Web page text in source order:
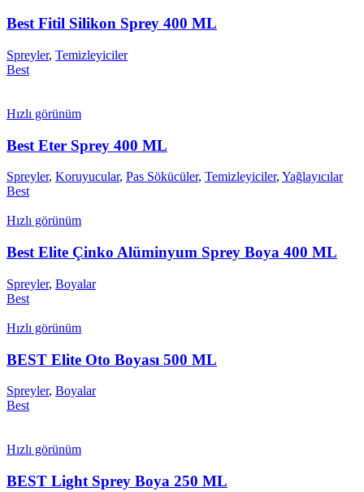
Best Fitil Silikon Sprey 400 ML
Spreyler, Temizleyiciler
Best
Hızlı görünüm
Best Eter Sprey 400 ML
Spreyler, Koruyucular, Pas Sökücüler, Temizleyiciler, Yağlayıcılar
Best
Hızlı görünüm
Best Elite Çinko Alüminyum Sprey Boya 400 ML
Spreyler, Boyalar
Best
Hızlı görünüm
BEST Elite Oto Boyası 500 ML
Spreyler, Boyalar
Best
Hızlı görünüm
BEST Light Sprey Boya 250 ML